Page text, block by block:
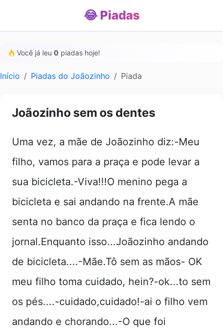
😂 Piadas
Você já leu 0 piadas hoje!
Início Piadas do Joãozinho Piada
Joãozinho sem os dentes
Uma vez, a mãe de Joãozinho diz:-Meu
filho, vamos para a praça e pode levar a
sua bicicleta.-Viva!!!O menino pega a
bicicleta e sai andando na frente.A mãe
senta no banco da praça e fica lendo o
jornal.Enquanto isso...Joãozinho andando
de bicicleta....-Mãe.Tô sem as mãos- OK
meu filho toma cuidado, hein?-ok...to sem
os pés....-cuidado,cuidado!-ai o filho vem
andando e chorando...-O que foi